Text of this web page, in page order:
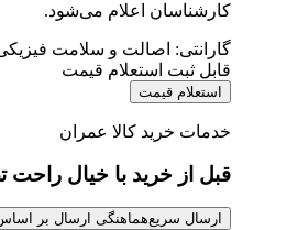
کارشناسان اعلام می‌شود.
گارانتی: اصالت و سلامت فیزیکی
قابل ثبت استعلام قیمت
استعلام قیمت
خدمات خرید کالا عمران
قبل از خرید با خیال راحت
ارسال سریعهماهنگی ارسال بر